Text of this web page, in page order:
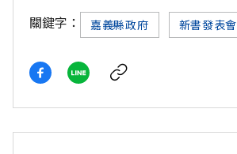
關鍵字： 嘉義縣政府 新書發表會